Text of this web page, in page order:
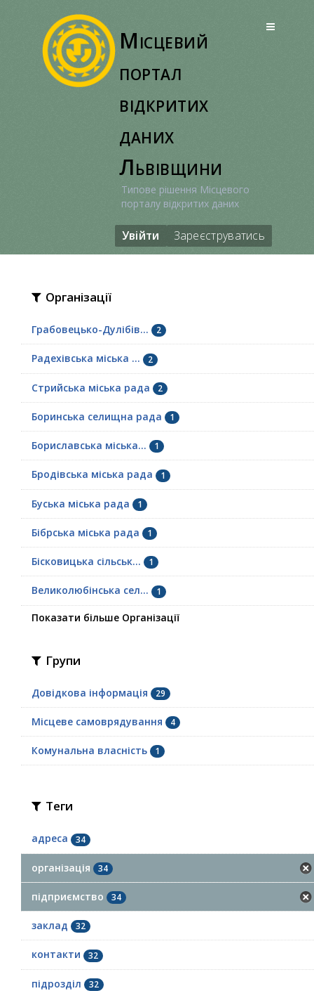
Місцевий
портал
відкритих
даних
Львівщини
Типове рішення Місцевого
порталу відкритих даних
Увійти Зареєструватись
Організації
Грабовецько-Дулібів... 2
Радехівська міська ... 2
Стрийська міська рада 2
Боринська селищна рада 1
Бориславська міська... 1
Бродівська міська рада 1
Буська міська рада 1
Бібрська міська рада 1
Бісковицька сільськ... 1
Великолюбінська сел... 1
Показати більше Організації
Групи
Довідкова інформація 29
Місцеве самоврядування 4
Комунальна власність 1
Теги
адреса 34
організація 34
підприємство 34
заклад 32
контакти 32
підрозділ 32